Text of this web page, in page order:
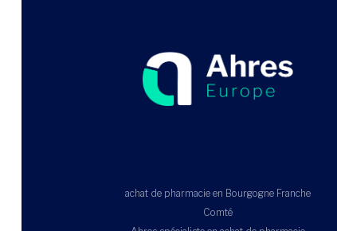
achat de pharmacie en Bourgogne Franche
Comté